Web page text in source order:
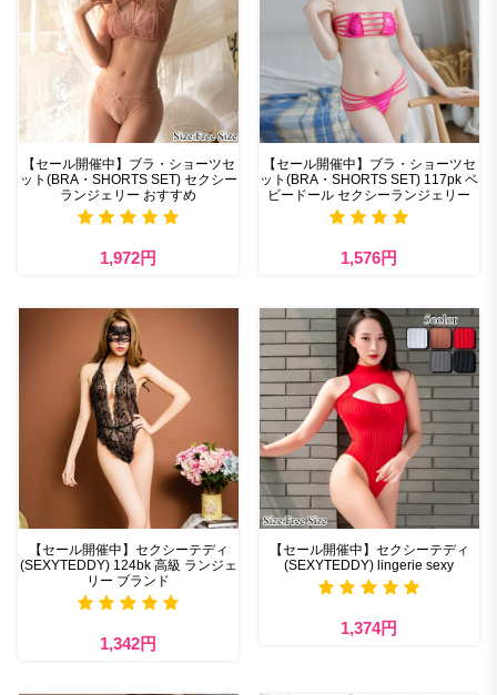
【セール開催中】ブラ・ショーツセ
ット(BRA・SHORTS SET) セクシー
ランジェリー おすすめ
1,972円
【セール開催中】ブラ・ショーツセ
ット(BRA・SHORTS SET) 117pk ベ
ビードール セクシーランジェリー
1,576円
【セール開催中】セクシーテディ
(SEXYTEDDY) 124bk 高級 ランジェ
リー ブランド
1,342円
【セール開催中】セクシーテディ
(SEXYTEDDY) lingerie sexy
1,374円